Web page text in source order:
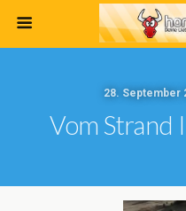
28. September
Vom Strand